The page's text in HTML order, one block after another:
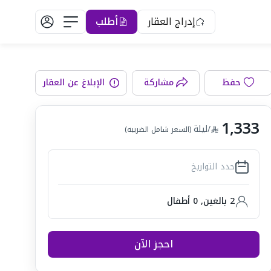
إدراج العقار أطلب
المعيشة
حفظ مشاركة الإبلاغ عن العقار
1,333 /ليلة(السعر شامل الضريبه)
حدد التواريخ
2 بالغين ,
0 أطفال
احجز الآن